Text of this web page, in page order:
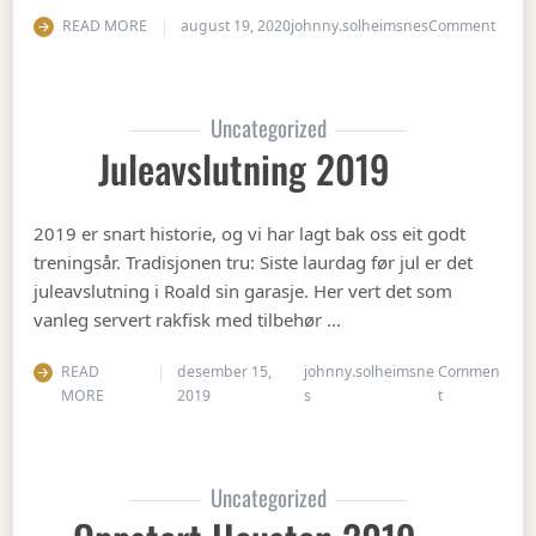
READ MORE august 19, 2020johnny.solheimsnesCommenton
Uncategorized
Juleavslutning 2019
2019 er snart historie, og vi har lagt bak oss eit godt
treningsår. Tradisjonen tru: Siste laurdag før jul er det
juleavslutning i Roald sin garasje. Her vert det som
vanleg servert rakfisk med tilbehør …
READ
MORE
desember 15,
2019
johnny.solheimsne
s
Commen
ton
Uncategorized